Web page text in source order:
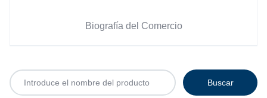
Biografía del Comercio